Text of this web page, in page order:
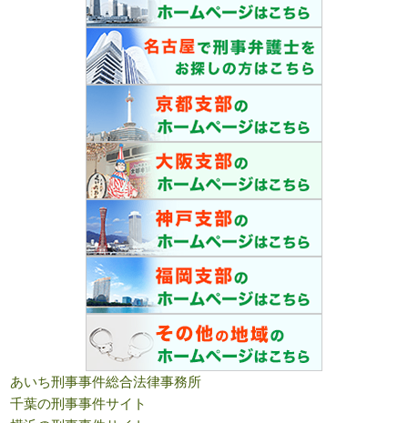
あいち刑事事件総合法律事務所
千葉の刑事事件サイト